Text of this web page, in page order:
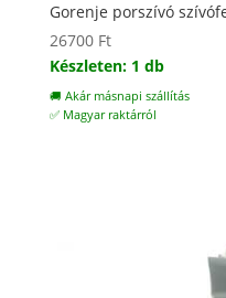
Gorenje porszívó
26700 Ft
Készleten: 1 db
🚚 Akár másnapi szállítás
✅ Magyar raktárról